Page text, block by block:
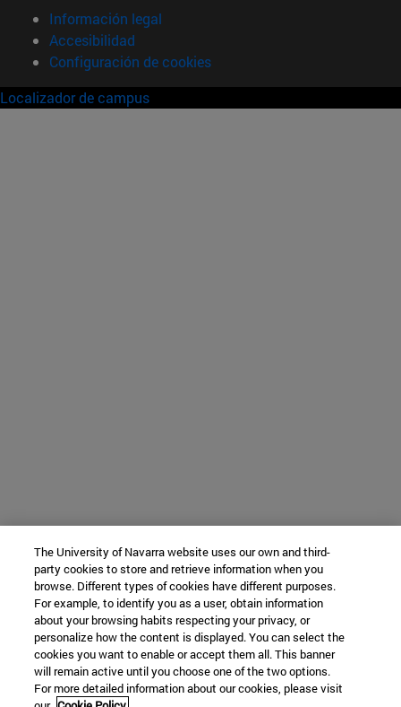
Información legal
Accesibilidad
Configuración de cookies
Localizador de campus
The University of Navarra website uses our own and third-
party cookies to store and retrieve information when you
browse. Different types of cookies have different purposes.
For example, to identify you as a user, obtain information
about your browsing habits respecting your privacy, or
personalize how the content is displayed. You can select the
cookies you want to enable or accept them all. This banner
will remain active until you choose one of the two options.
For more detailed information about our cookies, please visit